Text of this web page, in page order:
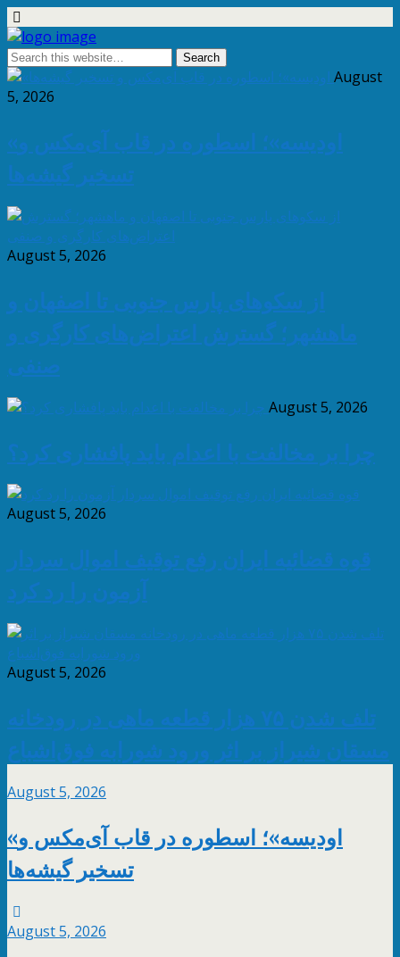
August
5, 2026
«اودیسه»؛ اسطوره در قاب آی‌مکس و
تسخیر گیشه‌ها
August 5, 2026
از سکوهای پارس جنوبی تا اصفهان و
ماهشهر؛ گسترش اعتراض‌های کارگری و
صنفی
August 5, 2026
چرا بر مخالفت با اعدام باید پافشاری کرد؟
August 5, 2026
قوه قضائیه ایران رفع توقیف اموال سردار
آزمون را رد کرد
August 5, 2026
تلف شدن ۷۵ هزار قطعه ماهی در رودخانه
مسقان شیراز بر اثر ورود شورابه فوق‌اشباع
August 5, 2026
«اودیسه»؛ اسطوره در قاب آی‌مکس و
تسخیر گیشه‌ها
August 5, 2026